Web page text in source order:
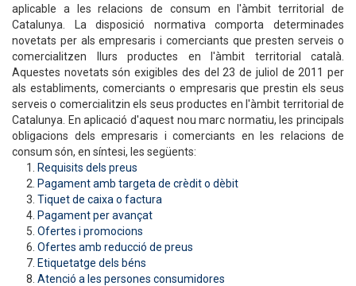
aplicable a les relacions de consum en l'àmbit territorial de
Catalunya. La disposició normativa comporta determinades
novetats per als empresaris i comerciants que presten serveis o
comercialitzen llurs productes en l'àmbit territorial català.
Aquestes novetats són exigibles des del 23 de juliol de 2011 per
als establiments, comerciants o empresaris que prestin els seus
serveis o comercialitzin els seus productes en l'àmbit territorial de
Catalunya. En aplicació d'aquest nou marc normatiu, les principals
obligacions dels empresaris i comerciants en les relacions de
consum són, en síntesi, les següents:
1.
Requisits dels preus
2. Pagament amb targeta de crèdit o dèbit
3. Tiquet de caixa o factura
4. Pagament per avançat
5. Ofertes i promocions
6. Ofertes amb reducció de preus
7. Etiquetatge dels béns
8. Atenció a les persones consumidores